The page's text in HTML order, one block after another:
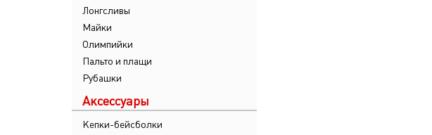
Лонгсливы
Майки
Олимпийки
Пальто и плащи
Рубашки
Аксессуары
Кепки-бейсболки